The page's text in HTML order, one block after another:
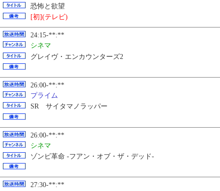
恐怖と欲望
[初](テレビ)
24:15-**:**
シネマ
グレイヴ・エンカウンターズ2
26:00-**:**
プライム
SR サイタマノラッパー
26:00-**:**
シネマ
ゾンビ革命 -フアン・オブ・ザ・デッド-
27:30-**:**